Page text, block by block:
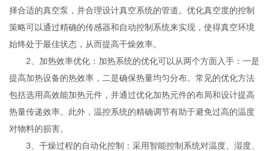
择合适的真空泵，并合理设计真空系统的管道。优化真空度的控制
策略可以通过精确的传感器和自动控制系统来实现，使得真空环境
始终处于最佳状态，从而提高干燥效率。
2、加热效率优化：加热系统的优化可以从两个方面入手：一是
提高加热设备的热效率，二是确保热量均匀分布。常见的优化方法
包括选用高效能加热元件，并通过优化加热元件的布局和设计提高
热量传递效率。此外，温控系统的精确调节有助于避免过高的温度
对物料的损害。
3、干燥过程的自动化控制：采用智能控制系统对温度、湿度、